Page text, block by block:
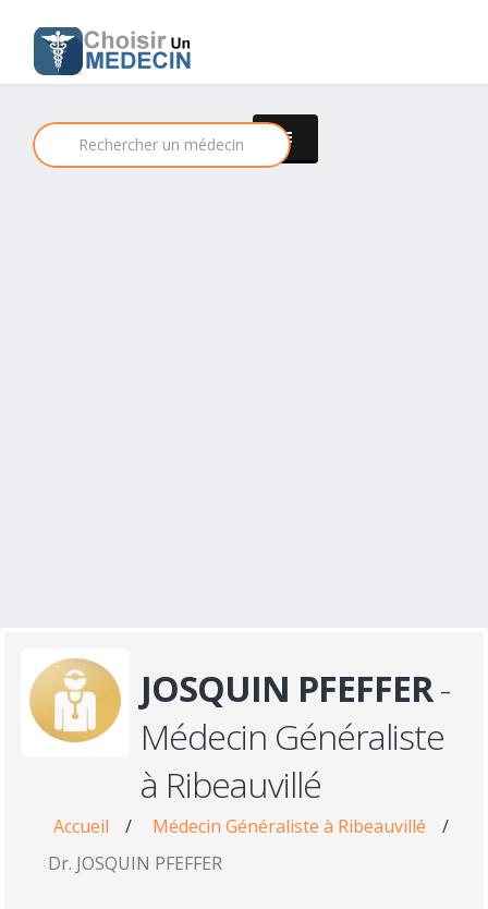
JOSQUIN PFEFFER-
Médecin Généraliste
à Ribeauvillé
Accueil / Médecin Généraliste à Ribeauvillé
/
Dr. JOSQUIN PFEFFER